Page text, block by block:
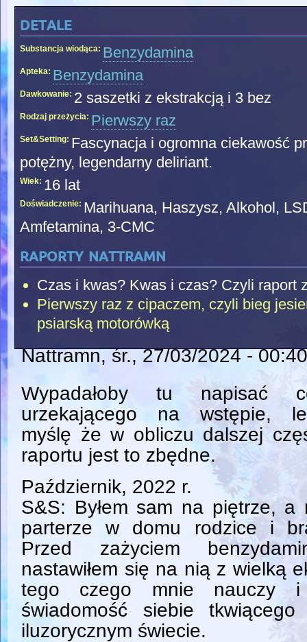
detale
Substancja wiodąca: Benzydamina
Apteka: Benzydamina
Dawkowanie: 2 saszetki z ekstrakcją i 3 bez
Rodzaj przeżycia: Pierwszy raz
Set&Setting: Fascynacja i ogromna ciekawość
potężny, legendarny deliriant.
Wiek: 16 lat
Doświadczenie: Marihuana, Haszysz, Alkohol,
Amfetamina, 3-CMC
raporty nattramn
Czas i kwas? Kwas i czas? Czyli raport
Pierwszy raz z cipaczem, czyli bieg
psiarską motorówką
Nattramn, śr., 27/03/2024 - 00:40
Wypadałoby tu napisać
urzekającego na wstępie,
myślę że w obliczu dalszej
raportu jest to zbędne.
Październik, 2022 r.
S&S: Byłem sam na piętrze, a
parterze w domu rodzice i
Przed zażyciem
nastawiłem się na nią z wielką
tego czego mnie nauczy
świadomość siebie
iluzorycznym świecie.